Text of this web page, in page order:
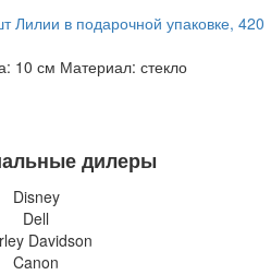
Лилии в подарочной упаковке, 420
10 см Материал: стекло
дилеры